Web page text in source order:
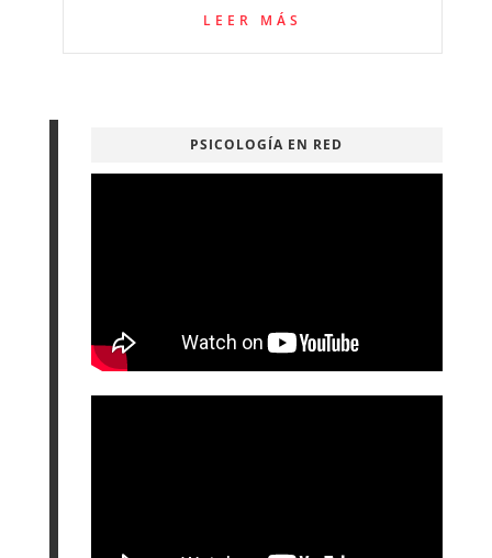
LEER MÁS
PSICOLOGÍA EN RED